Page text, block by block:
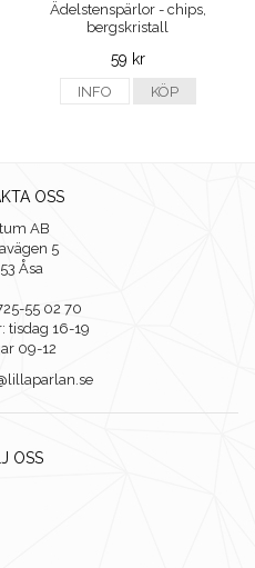
Ädelstenspärlor - chips,
bergskristall
59 kr
INFO KÖP
OSS
AB
5
Åsa
55 02 70
tisdag 16-19
09-12
OSS